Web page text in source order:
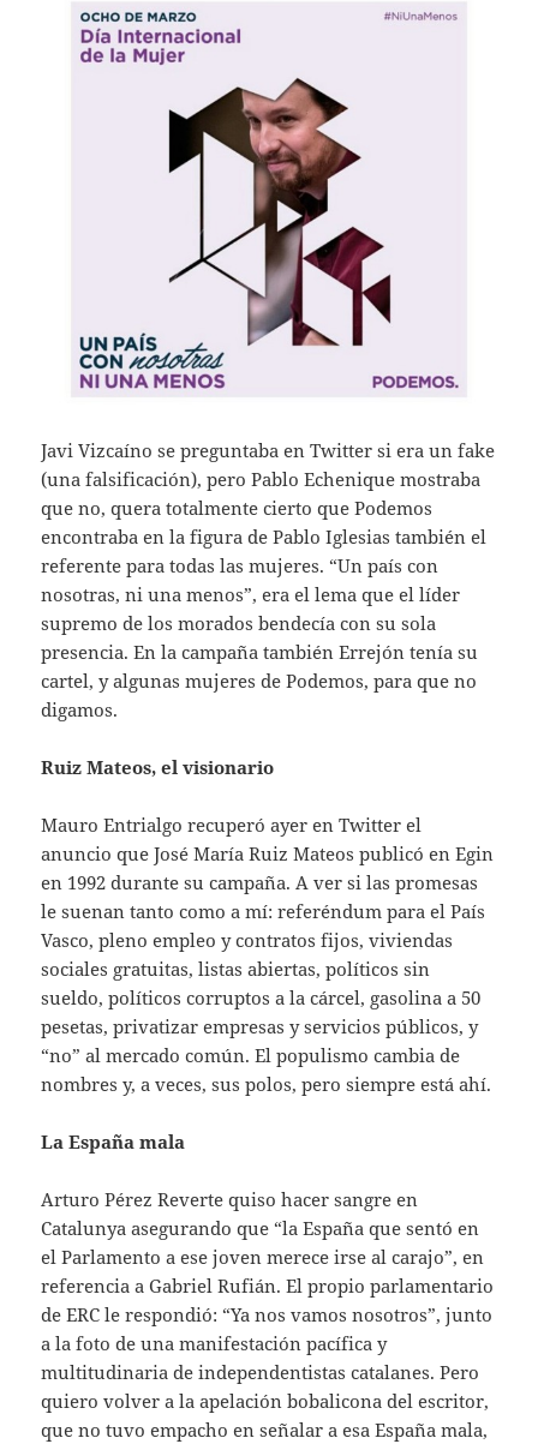
Javi Vizcaíno se preguntaba en Twitter si era un fake
(una falsificación), pero Pablo Echenique mostraba
que no, quera totalmente cierto que Podemos
encontraba en la figura de Pablo Iglesias también el
referente para todas las mujeres. “Un país con
nosotras, ni una menos”, era el lema que el líder
supremo de los morados bendecía con su sola
presencia. En la campaña también Errejón tenía su
cartel, y algunas mujeres de Podemos, para que no
digamos.
Ruiz Mateos, el visionario
Mauro Entrialgo recuperó ayer en Twitter el
anuncio que José María Ruiz Mateos publicó en Egin
en 1992 durante su campaña. A ver si las promesas
le suenan tanto como a mí: referéndum para el País
Vasco, pleno empleo y contratos fijos, viviendas
sociales gratuitas, listas abiertas, políticos sin
sueldo, políticos corruptos a la cárcel, gasolina a 50
pesetas, privatizar empresas y servicios públicos, y
“no” al mercado común. El populismo cambia de
nombres y, a veces, sus polos, pero siempre está ahí.
La España mala
Arturo Pérez Reverte quiso hacer sangre en
Catalunya asegurando que “la España que sentó en
el Parlamento a ese joven merece irse al carajo”, en
referencia a Gabriel Rufián. El propio parlamentario
de ERC le respondió: “Ya nos vamos nosotros”, junto
a la foto de una manifestación pacífica y
multitudinaria de independentistas catalanes. Pero
quiero volver a la apelación bobalicona del escritor,
que no tuvo empacho en señalar a esa España mala,